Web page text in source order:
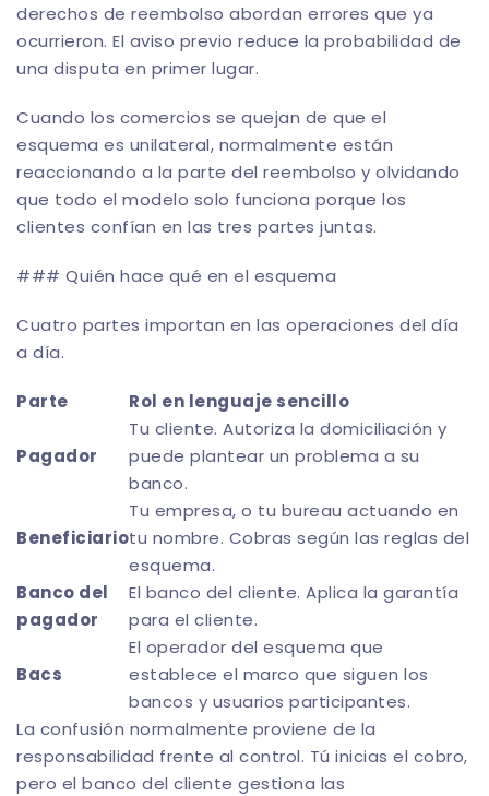
derechos de reembolso abordan errores que ya
ocurrieron. El aviso previo reduce la probabilidad de
una disputa en primer lugar.
Cuando los comercios se quejan de que el
esquema es unilateral, normalmente están
reaccionando a la parte del reembolso y olvidando
que todo el modelo solo funciona porque los
clientes confían en las tres partes juntas.
### Quién hace qué en el esquema
Cuatro partes importan en las operaciones del día
a día.
Parte Rol en lenguaje sencillo
Pagador
Tu cliente. Autoriza la domiciliación y
puede plantear un problema a su
banco.
Beneficiario
Tu empresa, o tu bureau actuando en
tu nombre. Cobras según las reglas del
esquema.
Banco del
pagador
El banco del cliente. Aplica la garantía
para el cliente.
Bacs
El operador del esquema que
establece el marco que siguen los
bancos y usuarios participantes.
La confusión normalmente proviene de la
responsabilidad frente al control. Tú inicias el cobro,
pero el banco del cliente gestiona las